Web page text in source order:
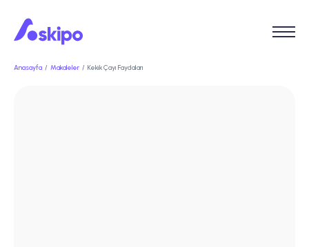
Anasayfa Makaleler Kekik Çayı Faydaları